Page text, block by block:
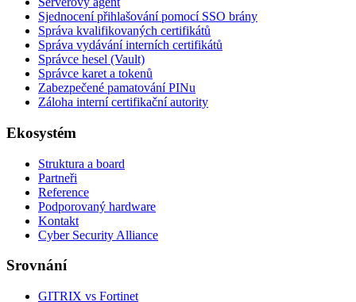
Sjednocení přihlašování pomocí SSO brány
Správa kvalifikovaných certifikátů
Správa vydávání interních certifikátů
Správce hesel (Vault)
Správce karet a tokenů
Zabezpečené pamatování PINu
Záloha interní certifikační autority
Ekosystém
Struktura a board
Partneři
Reference
Podporovaný hardware
Kontakt
Cyber Security Alliance
Srovnání
GITRIX vs Fortinet